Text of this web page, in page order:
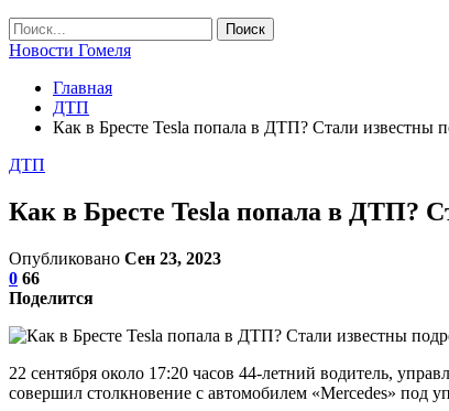
Новости Гомеля
Главная
ДТП
Как в Бресте Tesla попала в ДТП? Стали известны
ДТП
Как в Бресте Tesla попала в ДТП?
Опубликовано Сен 23, 2023
0 66
Поделится
22 сентября около 17:20 часов 44-летний водитель,
совершил столкновение с автомобилем «Mercedes» под